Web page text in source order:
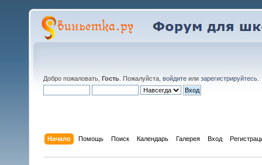
Добро пожаловать, Гость . Пожалуйста, войдите или зарегистрируйтесь
Начало Помощь Поиск Календарь Галерея Вход